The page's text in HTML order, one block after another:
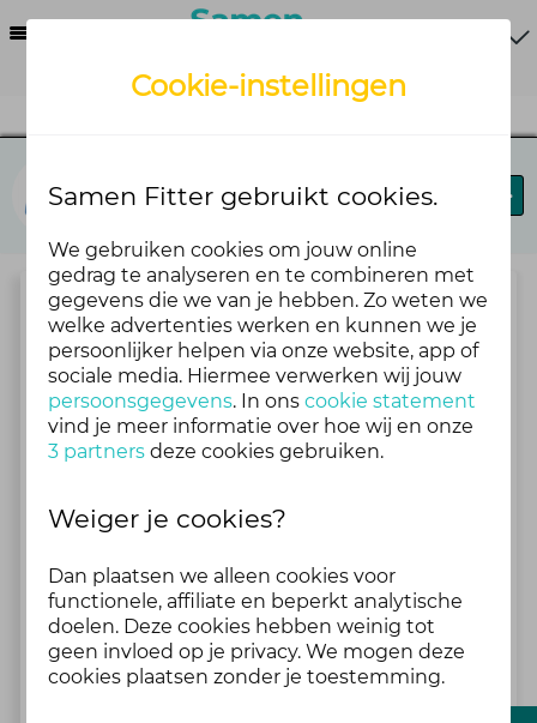
Fit in je vel
Praat en doe mee!
Praat mee en deel je mening
Praat mee op het forum van Fit in je vel
Bekijk alle topics
Welkom bij Fit in je vel
Jouw eerste keer hier? Lees je in en doe gelijk al mee.
1 Topics meer dan 3 jaar geleden
Cookie-instellingen
Samen Fitter gebruikt cookies.
We gebruiken cookies om jouw online
gedrag te analyseren en te combineren met
gegevens die we van je hebben. Zo weten we
welke advertenties werken en kunnen we je
persoonlijker helpen via onze website, app of
sociale media. Hiermee verwerken wij jouw
persoonsgegevens. In onscookie statement
vind je meer informatie over hoe wij en onze
3 partners deze cookies gebruiken.
Weiger je cookies?
Dan plaatsen we alleen cookies voor
functionele, affiliate en beperkt analytische
doelen. Deze cookies hebben weinig tot
geen invloed op je privacy. We mogen deze
cookies plaatsen zonder je toestemming.